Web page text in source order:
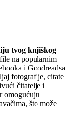
tvog knjiškog
na popularnim
i Goodreadsa.
fotografije, citate
čitatelje i
omogućuju
što može